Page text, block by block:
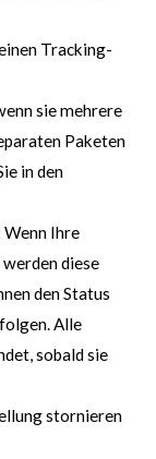
Tracking-
sie mehrere
Paketen
in den
Wenn Ihre
diese
den Status
Alle
sobald sie
stornieren